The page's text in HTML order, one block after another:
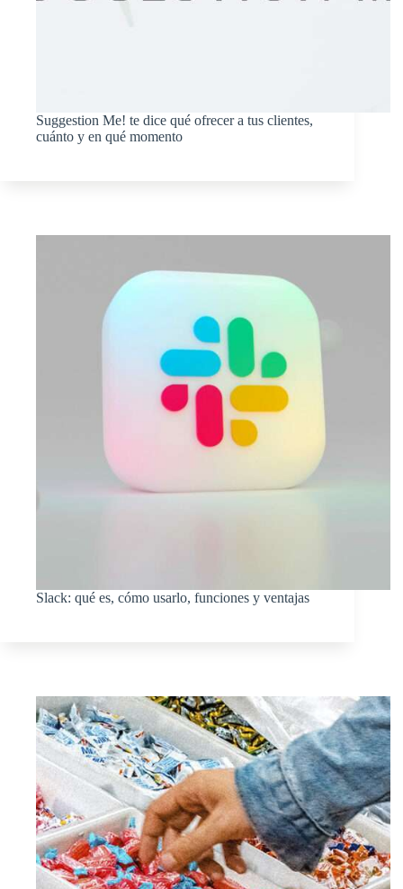
Suggestion Me! te dice qué ofrecer a tus clientes,
cuánto y en qué momento
Slack: qué es, cómo usarlo, funciones y ventajas